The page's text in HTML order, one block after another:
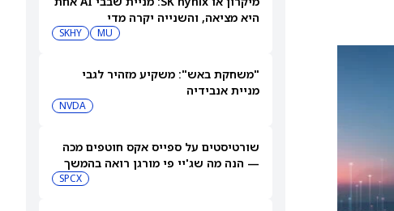
היא מציאה, והשנייה יקרה מדי
MU
SKHY
"משחקת באש": משקיע מזהיר לגבי
מניית אנבידיה
NVDA
שורטיסטים על ספייס אקס חוטפים מכה
— הנה מה שג'יי פי מורגן רואה בהמשך
SPCX